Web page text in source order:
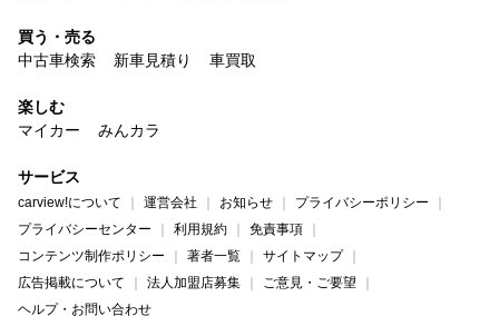
買う・売る
中古車検索
新車見積り 車買取
楽しむ
マイカー
みんカラ
サービス
carview!について 運営会社 お知らせ
プライバシーポリシー
プライバシーセンター
利用規約
免責事項
コンテンツ制作ポリシー
著者一覧
サイトマップ
広告掲載について
法人加盟店募集
ご意見・ご要望
ヘルプ・お問い合わせ